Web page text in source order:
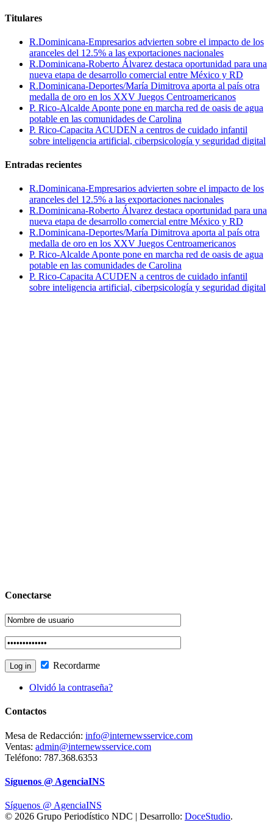
Titulares
R.Dominicana-Empresarios advierten sobre el impacto de los
aranceles del 12.5% a las exportaciones nacionales
R.Dominicana-Roberto Álvarez destaca oportunidad para una
nueva etapa de desarrollo comercial entre México y RD
R.Dominicana-Deportes/María Dimitrova aporta al país otra
medalla de oro en los XXV Juegos Centroamericanos
P. Rico-Alcalde Aponte pone en marcha red de oasis de agua
potable en las comunidades de Carolina
P. Rico-Capacita ACUDEN a centros de cuidado infantil
sobre inteligencia artificial, ciberpsicología y seguridad digital
Entradas recientes
R.Dominicana-Empresarios advierten sobre el impacto de los
aranceles del 12.5% a las exportaciones nacionales
R.Dominicana-Roberto Álvarez destaca oportunidad para una
nueva etapa de desarrollo comercial entre México y RD
R.Dominicana-Deportes/María Dimitrova aporta al país otra
medalla de oro en los XXV Juegos Centroamericanos
P. Rico-Alcalde Aponte pone en marcha red de oasis de agua
potable en las comunidades de Carolina
P. Rico-Capacita ACUDEN a centros de cuidado infantil
sobre inteligencia artificial, ciberpsicología y seguridad digital
Conectarse
Recordarme
Olvidó la contraseña?
Contactos
Mesa de Redacción: info@internewsservice.com
Ventas: admin@internewsservice.com
Teléfono: 787.368.6353
Síguenos @ AgenciaINS
Síguenos @ AgenciaINS
© 2026 Grupo Periodístico NDC | Desarrollo: DoceStudio.